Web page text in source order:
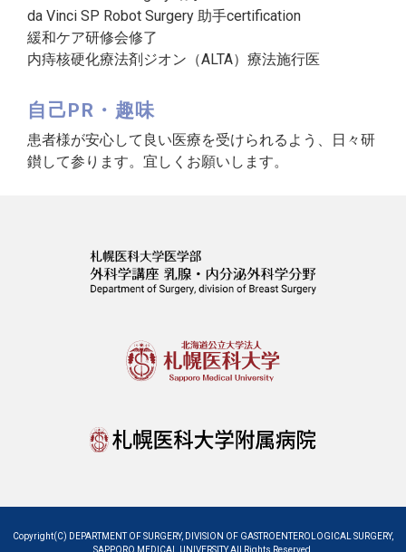
da Vinci SP Robot Surgery 助手certification
緩和ケア研修会修了
内痔核硬化療法剤ジオン（ALTA）療法施行医
自己PR・趣味
患者様が安心して良い医療を受けられるよう、日々研
鑚して参ります。宜しくお願いします。
Copyright(C) DEPARTMENT OF SURGERY, DIVISION OF GASTROENTEROLOGICAL SURGERY,
SAPPORO MEDICAL UNIVERSITY All Rights Reserved.